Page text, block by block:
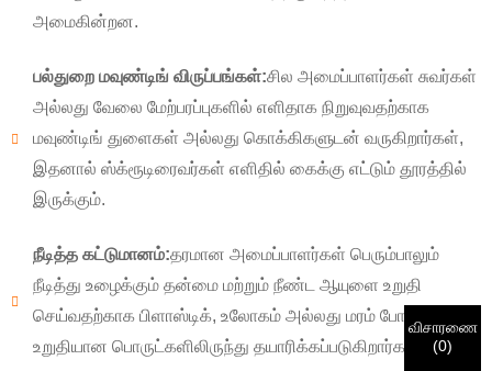
அமைகின்றன.
பல்துறை மவுண்டிங் விருப்பங்கள்:சில அமைப்பாளர்கள் சுவர்கள்
அல்லது வேலை மேற்பரப்புகளில் எளிதாக நிறுவுவதற்காக
மவுண்டிங் துளைகள் அல்லது கொக்கிகளுடன் வருகிறார்கள்,
இதனால் ஸ்க்ரூடிரைவர்கள் எளிதில் கைக்கு எட்டும் தூரத்தில்
இருக்கும்.
நீடித்த கட்டுமானம்:தரமான அமைப்பாளர்கள் பெரும்பாலும்
நீடித்து உழைக்கும் தன்மை மற்றும் நீண்ட ஆயுளை உறுதி
செய்வதற்காக பிளாஸ்டிக், உலோகம் அல்லது மரம் போன்ற
உறுதியான பொருட்களிலிருந்து தயாரிக்கப்படுகிறார்கள்.
×
உங்கள் சொந்த அடையாளத்தைத் தேர்ந்தெடுங்கள்
நான்
வாடிக்கையாளர்
நான்
×
உங்கள் அடையாளத்தைச் சரிபார்க்கவும்
உறுதிப்படுத்த, கீழே உங்கள் தற்போதைய பணி மின்னஞ்சல்
முகவரியை உள்ளிடவும்.
சமர்ப்பிக்கும் முன் தயவுசெய்துஅனைத்தையும் சரிபார்க்கவும்
தகவல்
உங்கள் கோரிக்கையை நாங்கள் பெற்றுள்ளோம், மேலும் சரிபார்நீங்கள்
சமர்ப்பித்தது
அங்கீகாரம் மற்றும் அங்கீகாரத்திற்கான தகவல். ஒருமுறை
விசாரணை
(0)